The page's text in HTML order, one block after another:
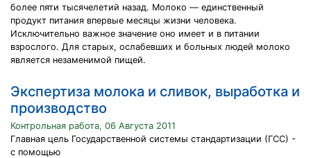
более пяти тысячелетий назад. Молоко — единственный
продукт питания впервые месяцы жизни человека.
Исключительно важное значение оно имеет и в питании
взрослого. Для старых, ослабевших и больных людей молоко
является незаменимой пищей.
Экспертиза молока и сливок, выработка и
производство
Контрольная работа, 06 Августа 2011
Главная цель Государственной системы стандартизации (ГСС) -
с помощью